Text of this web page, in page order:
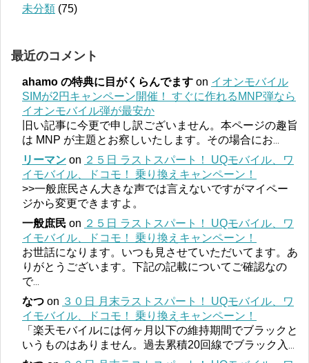
未分類 (75)
最近のコメント
ahamo の特典に目がくらんでます on イオンモバイル
SIMが2円キャンペーン開催！ すぐに作れるMNP弾なら
イオンモバイル弾が最安か
旧い記事に今更で申し訳ございません。本ページの趣旨
は MNP が主題とお察しいたします。その場合にお
リーマン on ２５日 ラストスパート！ UQモバイル、ワ
イモバイル、ドコモ！ 乗り換えキャンペーン！
>>一般庶民さん大きな声では言えないですがマイペー
ジから変更できますよ。
一般庶民 on ２５日 ラストスパート！ UQモバイル、ワ
イモバイル、ドコモ！ 乗り換えキャンペーン！
お世話になります。いつも見させていただいてます。あ
りがとうございます。下記の記載についてご確認なの
で...
なつ on ３０日 月末ラストスパート！ UQモバイル、ワ
イモバイル、ドコモ！ 乗り換えキャンペーン！
「楽天モバイルには何ヶ月以下の維持期間でブラックと
いうものはありません。過去累積20回線でブラック入